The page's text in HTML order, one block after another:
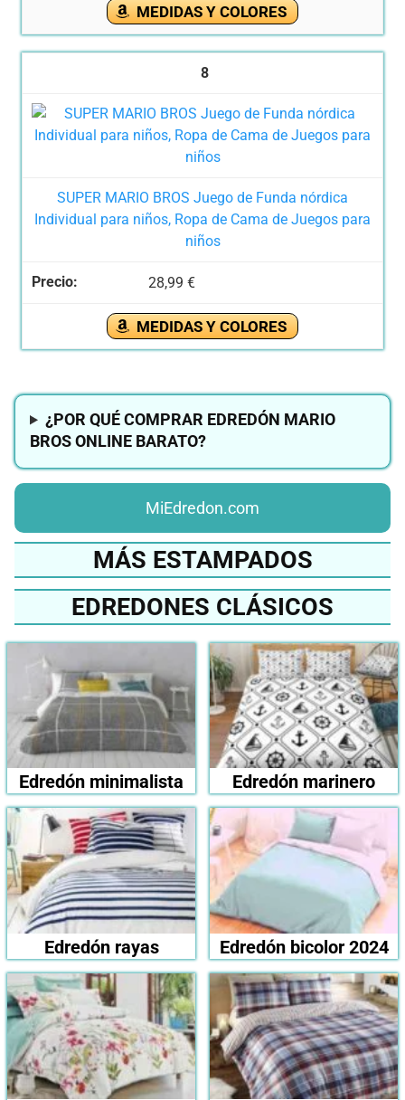
MEDIDAS Y COLORES
8
SUPER MARIO BROS Juego de Funda nórdica
Individual para niños, Ropa de Cama de Juegos para
niños
28,99 €
MEDIDAS Y COLORES
¿POR QUÉ COMPRAR EDREDÓN MARIO
BROS ONLINE BARATO?
MiEdredon.com
MÁS ESTAMPADOS
EDREDONES CLÁSICOS
Edredón minimalista Edredón marinero
Edredón rayas Edredón bicolor 2024